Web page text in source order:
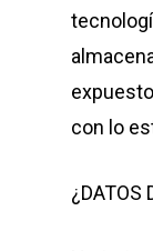
con lo
¿DATOS